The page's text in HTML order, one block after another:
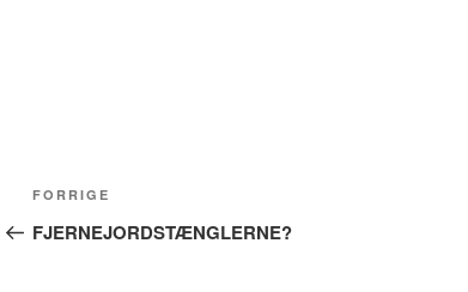
Indlægsnavigation
Forrige
indlæg
FORRIGE
FJERNEJORDSTÆNGLERNE?